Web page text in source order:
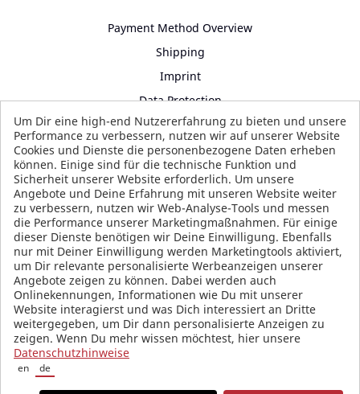
Payment Method Overview
Shipping
Imprint
Data Protection
Terms and Conditions
SOCIAL MEDIA
Um Dir eine high-end Nutzererfahrung zu bieten und unsere
Performance zu verbessern, nutzen wir auf unserer Website
Cookies und Dienste die personenbezogene Daten erheben
können. Einige sind für die technische Funktion und
Sicherheit unserer Website erforderlich. Um unsere
Angebote und Deine Erfahrung mit unseren Website weiter
zu verbessern, nutzen wir Web-Analyse-Tools und messen
die Performance unserer Marketingmaßnahmen. Für einige
dieser Dienste benötigen wir Deine Einwilligung. Ebenfalls
nur mit Deiner Einwilligung werden Marketingtools aktiviert,
um Dir relevante personalisierte Werbeanzeigen unserer
Angebote zeigen zu können. Dabei werden auch
Onlinekennungen, Informationen wie Du mit unserer
Website interagierst und was Dich interessiert an Dritte
weitergegeben, um Dir dann personalisierte Anzeigen zu
zeigen. Wenn Du mehr wissen möchtest, hier unsere
Datenschutzhinweise
en de